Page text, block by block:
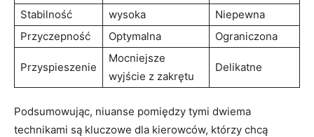
Stabilność wysoka
Niepewna
Przyczepność
Optymalna Ograniczona
Przyspieszenie
Mocniejsze
wyjście z zakrętu
Delikatne
Podsumowując, niuanse pomiędzy tymi dwiema
technikami są kluczowe dla kierowców, którzy chcą